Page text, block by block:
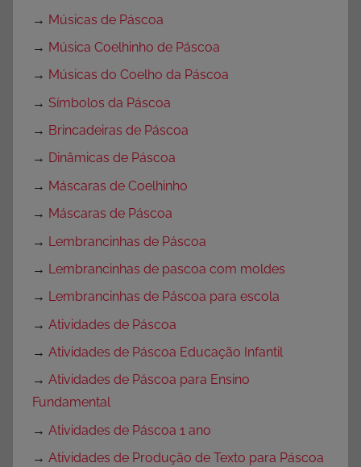
→ Músicas de Páscoa
→ Música Coelhinho de Páscoa
→ Músicas do Coelho da Páscoa
→ Símbolos da Páscoa
→ Brincadeiras de Páscoa
→ Dinâmicas de Páscoa
→ Máscaras de Coelhinho
→ Máscaras de Páscoa
→ Lembrancinhas de Páscoa
→ Lembrancinhas de pascoa com moldes
→ Lembrancinhas de Páscoa para escola
→ Atividades de Páscoa
→ Atividades de Páscoa Educação Infantil
→ Atividades de Páscoa para Ensino
Fundamental
→ Atividades de Páscoa 1 ano
→ Atividades de Produção de Texto para Páscoa